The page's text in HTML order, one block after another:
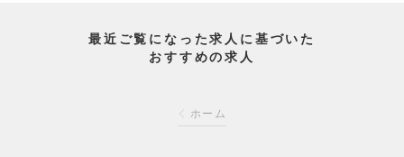
最近ご覧になった求人に基づいた
おすすめの求人
ホーム